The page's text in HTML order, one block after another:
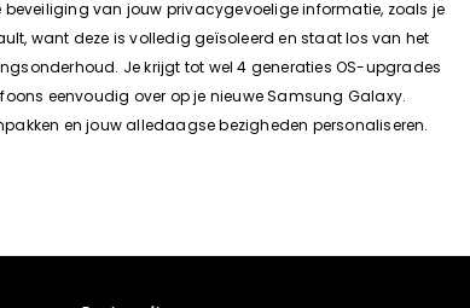
van jouw privacygevoelige informatie, zoals je
want deze is volledig geïsoleerd en staat los van het
Je krijgt tot wel 4 generaties OS-upgrades
eenvoudig over op je nieuwe Samsung Galaxy.
en jouw alledaagse bezigheden personaliseren.